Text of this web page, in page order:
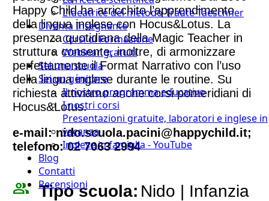
L’ideatrice del metodo Traute Taeschner
Diventa Insegnante
Corsi di Formazione
Webinar gratuiti
Sei una scuola
Sei un genitore
Il nostro programma educativo
I nostri corsi
Presentazioni gratuite, laboratori e inglese in
vacanza
Inglese in famiglia - YouTube
Blog
Contatti
Recensioni
Happy Child ha arricchito l’apprendimento
della lingua inglese con Hocus&Lotus. La
presenza quotidiana della Magic Teacher in
struttura consente, inoltre, di armonizzare
perfettamente il Format Narrativo con l’uso
della lingua inglese durante le routine. Su
richiesta attiviamo anche corsi pomeridiani di
Hocus&Lotus.
e-mail: nido.scuola.pacini@happychild.it;
telefono: 02 7063 2994
people_outline Tipo scuola: Nido | Infanzia